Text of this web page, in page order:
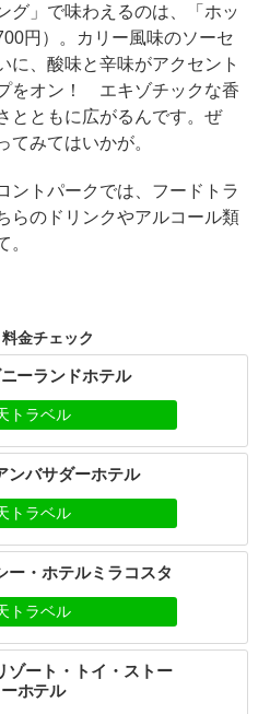
グ」で味わえるのは、「ホッ
円）。カリー風味のソーセ
に、酸味と辛味がアクセント
をオン！ エキゾチックな香
とともに広がるんです。ぜ
てみてはいかが。
トパークでは、フードトラ
らのドリンクやアルコール類
。
金チェック
ーランドホテル
トラベル
ンバサダーホテル
トラベル
ー・ホテルミラコスタ
トラベル
ゾート・トイ・ストー
ーホテル